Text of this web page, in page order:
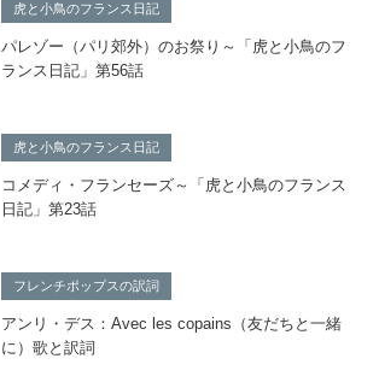
虎と小鳥のフランス日記
パレゾー（パリ郊外）のお祭り～「虎と小鳥のフ
ランス日記」第56話
虎と小鳥のフランス日記
コメディ・フランセーズ～「虎と小鳥のフランス
日記」第23話
フレンチポップスの訳詞
アンリ・デス：Avec les copains（友だちと一緒
に）歌と訳詞